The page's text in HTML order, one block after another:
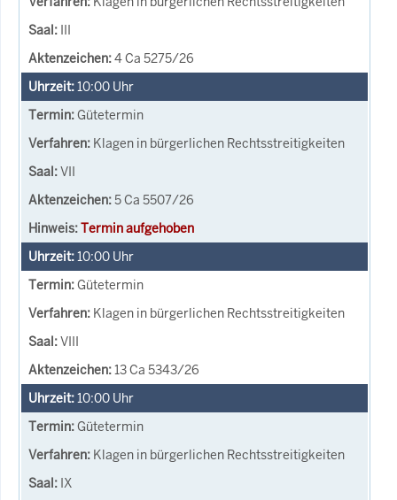
III
4 Ca 5275/26
10:00 Uhr
Gütetermin
Klagen in bürgerlichen Rechtsstreitigkeiten
VII
5 Ca 5507/26
Termin aufgehoben
10:00 Uhr
Gütetermin
Klagen in bürgerlichen Rechtsstreitigkeiten
VIII
13 Ca 5343/26
10:00 Uhr
Gütetermin
Klagen in bürgerlichen Rechtsstreitigkeiten
IX